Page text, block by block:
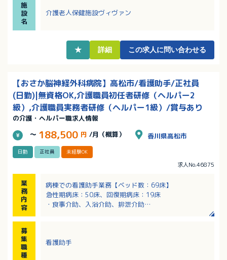
あり！
・退職金・退職金共済・財形など、制度が充実してい
施
設
名
介護老人保健施設ヴィヴァン
★ 詳細 この求人に問い合わせる
【おさか脳神経外科病院】高松市/看護助手/正社員
(日勤)|無資格OK,介護職員初任者研修（ヘルパー2
級）,介護職員実務者研修（ヘルパー1級）/賞与あり
の介護・ヘルパー職求人情報
～ 188,500 円 /月（概算） 香川県高松市
日勤 正社員 未経験OK
求人No.46875
業
務
内
容
病棟での看護助手業務【ベッド数：69床】
急性期病床：50床、回復期病床：19床
・食事介助、入浴介助、排泄介助
募
集
職
種
看護助手